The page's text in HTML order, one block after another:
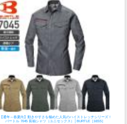
【通年～春夏向】動きやすさを極めた人気のハイストレッチシリーズ！
バートル 7045 長袖シャツ（ユニセックス）│BURTLE［16SS］